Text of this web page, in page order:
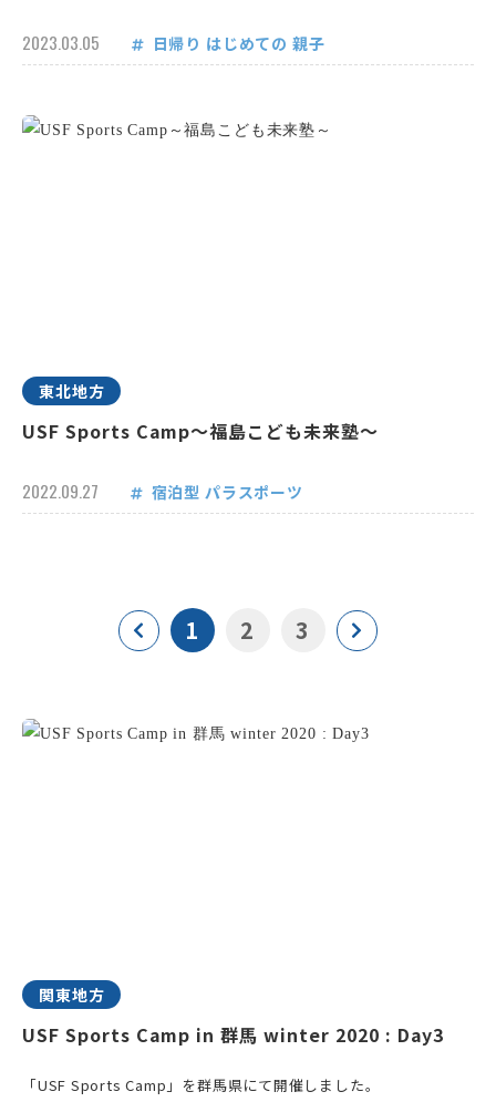
2023.03.05 日帰り はじめての 親子
東北地方
USF Sports Camp～福島こども未来塾～
2022.09.27 宿泊型 パラスポーツ
1 2 3
関東地方
USF Sports Camp in 群馬 winter 2020 : Day3
「USF Sports Camp」を群馬県にて開催しました。